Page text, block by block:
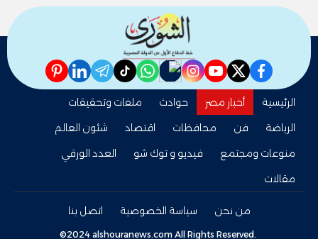
facebook
twitter
youtube
instagram
nabd
whatsapp
tiktok
telegram
linkedin
pinterest
الرئيسية أخبار مصر حوادث
ملفات وتحقيقات
الرياضة
فن محافظات اقتصاد
شئون العالم
منوعات ومجتمع
فيديو و توك شو
العدد الورقي
مقالات
من نحن سياسة الخصوصية اتصل بنا
©2024 alshouranews.com All Rights Reserved.